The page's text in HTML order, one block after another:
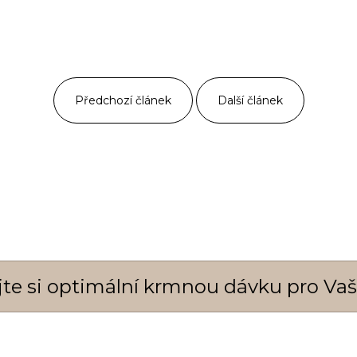
Předchozí článek Další článek
si optimální krmnou dávku pro